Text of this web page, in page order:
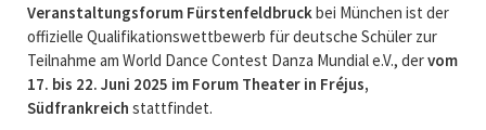
Veranstaltungsforum Fürstenfeldbruckbei München ist der
offizielle Qualifikationswettbewerb für deutsche Schüler zur
Teilnahme am World Dance Contest Danza Mundial e.V., dervom
17. bis 22. Juni 2025 im Forum Theater in Fréjus,
Südfrankreich stattfindet.